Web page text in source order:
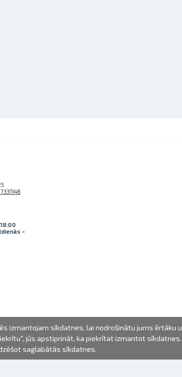
–
izmantojam sīkdatnes, lai nodrošinātu jums ērtāku
jūs apstiprināt, ka piekrītat izmantot
saglabātās sīkdatnes.